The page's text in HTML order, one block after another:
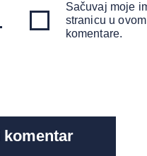
Sačuvaj moje
stranicu u
komentare.